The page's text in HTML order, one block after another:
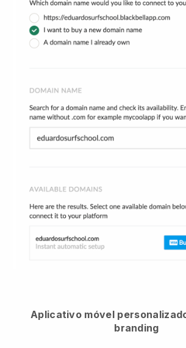
Aplicativo móvel
branding